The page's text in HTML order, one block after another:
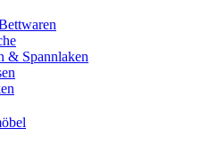
& Spannlaken